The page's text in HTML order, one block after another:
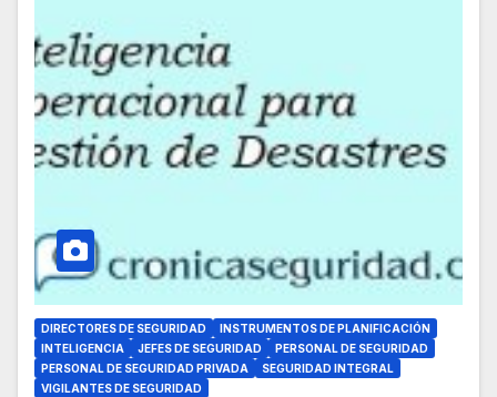
DIRECTORES DE SEGURIDAD
INSTRUMENTOS DE PLANIFICACIÓN
INTELIGENCIA
JEFES DE SEGURIDAD
PERSONAL DE SEGURIDAD
PERSONAL DE SEGURIDAD PRIVADA
SEGURIDAD INTEGRAL
VIGILANTES DE SEGURIDAD